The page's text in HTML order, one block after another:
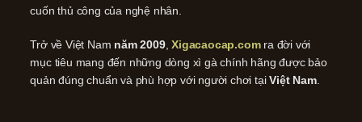
cuốn thủ công của nghệ nhân.
Trở về Việt Nam năm 2009,Xigacaocap.comra đời với
mục tiêu mang đến những dòng xì gà chính hãng được bảo
quản đúng chuẩn và phù hợp với người chơi tạiViệt Nam.